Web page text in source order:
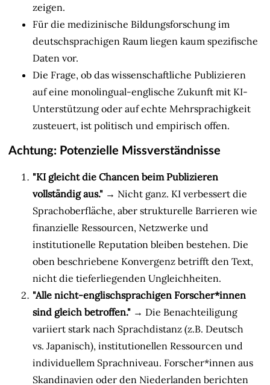
zeigen.
Für die medizinische Bildungsforschung im
deutschsprachigen Raum liegen kaum spezifische
Daten vor.
Die Frage, ob das wissenschaftliche Publizieren
auf eine monolingual-englische Zukunft mit KI-
Unterstützung oder auf echte Mehrsprachigkeit
zusteuert, ist politisch und empirisch offen.
Achtung: Potenzielle Missverständnisse
"KI gleicht die Chancen beim Publizieren
vollständig aus." → Nicht ganz. KI verbessert die
Sprachoberfläche, aber strukturelle Barrieren wie
finanzielle Ressourcen, Netzwerke und
institutionelle Reputation bleiben bestehen. Die
oben beschriebene Konvergenz betrifft den Text,
nicht die tieferliegenden Ungleichheiten.
"Alle nicht-englischsprachigen Forscher*innen
sind gleich betroffen." → Die Benachteiligung
variiert stark nach Sprachdistanz (z.B. Deutsch
vs. Japanisch), institutionellen Ressourcen und
individuellem Sprachniveau. Forscher*innen aus
Skandinavien oder den Niederlanden berichten